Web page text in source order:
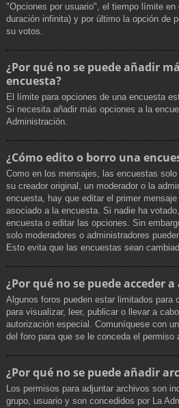
"Opciones por usuario", el tiempo límite
duración infinita) y por último la opción de
su votos.
¿Por qué no se puede añadir
encuesta?
El límite para opciones de una encuesta
Si necesita añadir más opciones a la
Administración.
¿Cómo edito o borro una
Como en los mensajes, las encuestas
su creador original, un moderador o la
encuesta, hay que editar el primer
asociado a la encuesta. Si nadie ha
encuesta o editar las opciones. Sin
solo moderadores o administradores
Esto evita que las encuestas sean
¿Por qué no se puede acceder
Algunos foros pueden estar limitados para
para visualizar, leer, publicar o llevar a
autorización especial. Comuníquese con
del foro para que se le conceda el permiso
¿Por qué no se puede añadir
Los permisos para adjuntar archivos son
grupo, usuario y son concedidos por La